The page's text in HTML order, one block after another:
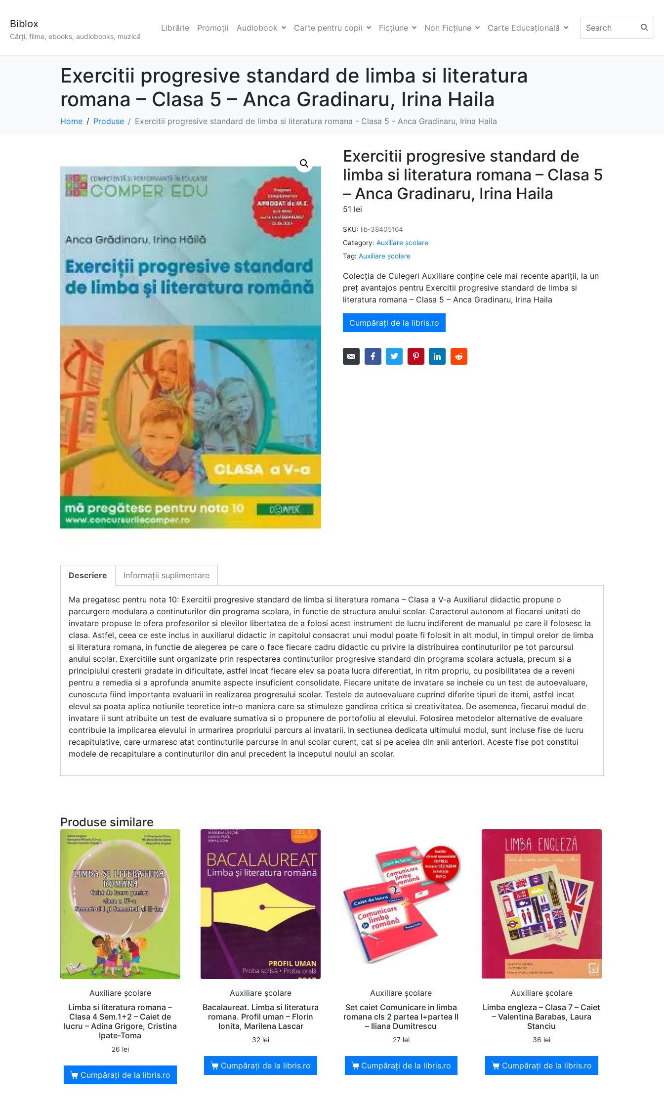
Biblox
Cărți, filme, ebooks, audiobooks, muzică
Librărie Promoții Audiobook Carte pentru copii Ficţiune Non Ficţiune Carte Educaţională
Exercitii progresive standard de limba si literatura
romana – Clasa 5 – Anca Gradinaru, Irina Haila
Home Produse Exercitii progresive standard de limba si literatura romana - Clasa 5 - Anca Gradinaru, Irina Haila
Exercitii progresive standard de
limba si literatura romana – Clasa 5
– Anca Gradinaru, Irina Haila
51 lei
SKU: lib-38405164
Category: Auxiliare şcolare
Tag: Auxiliare şcolare
Colecția de Culegeri Auxiliare conține cele mai recente apariții, la un
preț avantajos pentru Exercitii progresive standard de limba si
literatura romana – Clasa 5 – Anca Gradinaru, Irina Haila
Cumpărați de la libris.ro
Descriere Informații suplimentare
Ma pregatesc pentru nota 10: Exercitii progresive standard de limba si literatura romana – Clasa a V-a Auxiliarul didactic propune o
parcurgere modulara a continuturilor din programa scolara, in functie de structura anului scolar. Caracterul autonom al fiecarei unitati de
invatare propuse le ofera profesorilor si elevilor libertatea de a folosi acest instrument de lucru indiferent de manualul pe care il folosesc la
clasa. Astfel, ceea ce este inclus in auxiliarul didactic in capitolul consacrat unui modul poate fi folosit in alt modul, in timpul orelor de limba
si literatura romana, in functie de alegerea pe care o face fiecare cadru didactic cu privire la distribuirea continuturilor pe tot parcursul
anului scolar. Exercitiile sunt organizate prin respectarea continuturilor progresive standard din programa scolara actuala, precum si a
principiului cresterii gradate in dificultate, astfel incat fiecare elev sa poata lucra diferentiat, in ritm propriu, cu posibilitatea de a reveni
pentru a remedia si a aprofunda anumite aspecte insuficient consolidate. Fiecare unitate de invatare se incheie cu un test de autoevaluare,
cunoscuta fiind importanta evaluarii in realizarea progresului scolar. Testele de autoevaluare cuprind diferite tipuri de itemi, astfel incat
elevul sa poata aplica notiunile teoretice intr-o maniera care sa stimuleze gandirea critica si creativitatea. De asemenea, fiecarui modul de
invatare ii sunt atribuite un test de evaluare sumativa si o propunere de portofoliu al elevului. Folosirea metodelor alternative de evaluare
contribuie la implicarea elevului in urmarirea propriului parcurs al invatarii. In sectiunea dedicata ultimului modul, sunt incluse fise de lucru
recapitulative, care urmaresc atat continuturile parcurse in anul scolar curent, cat si pe acelea din anii anteriori. Aceste fise pot constitui
modele de recapitulare a continuturilor din anul precedent la inceputul noului an scolar.
Produse similare
Auxiliare şcolare
Limba si literatura romana –
Clasa 4 Sem.1+2 – Caiet de
lucru – Adina Grigore, Cristina
Ipate-Toma
26 lei
Cumpărați de la libris.ro
Auxiliare şcolare
Bacalaureat. Limba si literatura
romana. Profil uman – Florin
Ionita, Marilena Lascar
32 lei
Cumpărați de la libris.ro
Auxiliare şcolare
Set caiet Comunicare in limba
romana cls 2 partea I+partea II
– Iliana Dumitrescu
27 lei
Cumpărați de la libris.ro
Auxiliare şcolare
Limba engleza – Clasa 7 – Caiet
– Valentina Barabas, Laura
Stanciu
36 lei
Cumpărați de la libris.ro